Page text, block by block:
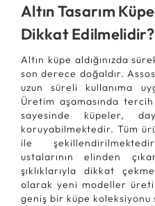
Altın Tasarım
Dikkat Edilmelidir?
Altın küpe aldığınızda
son derece doğaldır.
uzun süreli kullanıma
Üretim aşamasında
sayesinde küpeler,
koruyabilmektedir. Tüm
ile
ustalarının elinden
şıklıklarıyla dikkat
olarak yeni modeller
geniş bir küpe koleksiyonu